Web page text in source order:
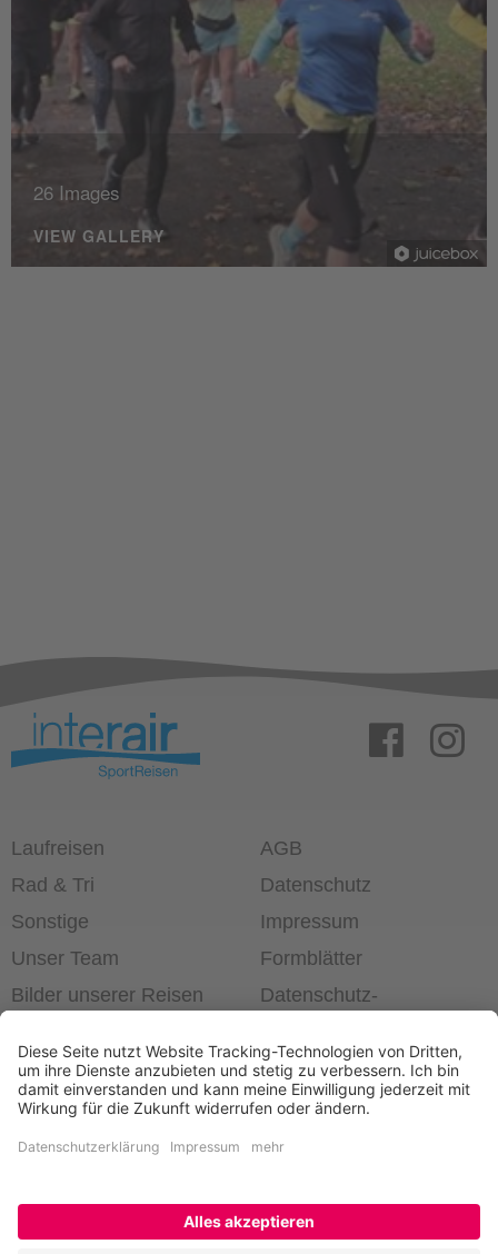
26 Images
VIEW GALLERY
Laufreisen
Rad & Tri
Sonstige
Unser Team
Bilder unserer Reisen
AGB
Datenschutz
Impressum
Formblätter
Datenschutz­
Laufend die Welt erleben! ®